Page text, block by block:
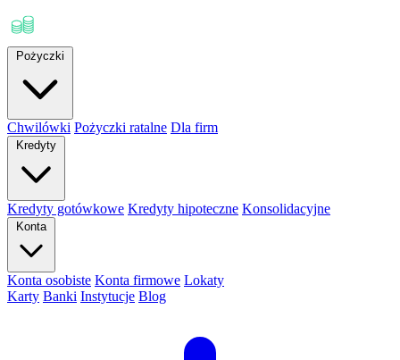
Pożyczki
Chwilówki Pożyczki ratalne Dla firm
Kredyty
Kredyty gotówkowe Kredyty hipoteczne Konsolidacyjne
Konta
Konta osobiste Konta firmowe Lokaty
Karty Banki Instytucje Blog